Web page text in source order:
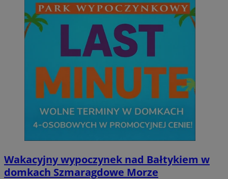
Wakacyjny wypoczynek nad Bałtykiem w
domkach Szmaragdowe Morze